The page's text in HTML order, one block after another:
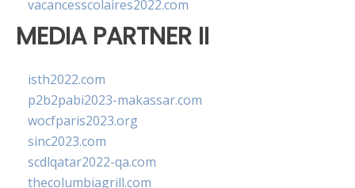
vacancesscolaires2022.com
MEDIA PARTNER II
isth2022.com
p2b2pabi2023-makassar.com
wocfparis2023.org
sinc2023.com
scdlqatar2022-qa.com
thecolumbiagrill.com